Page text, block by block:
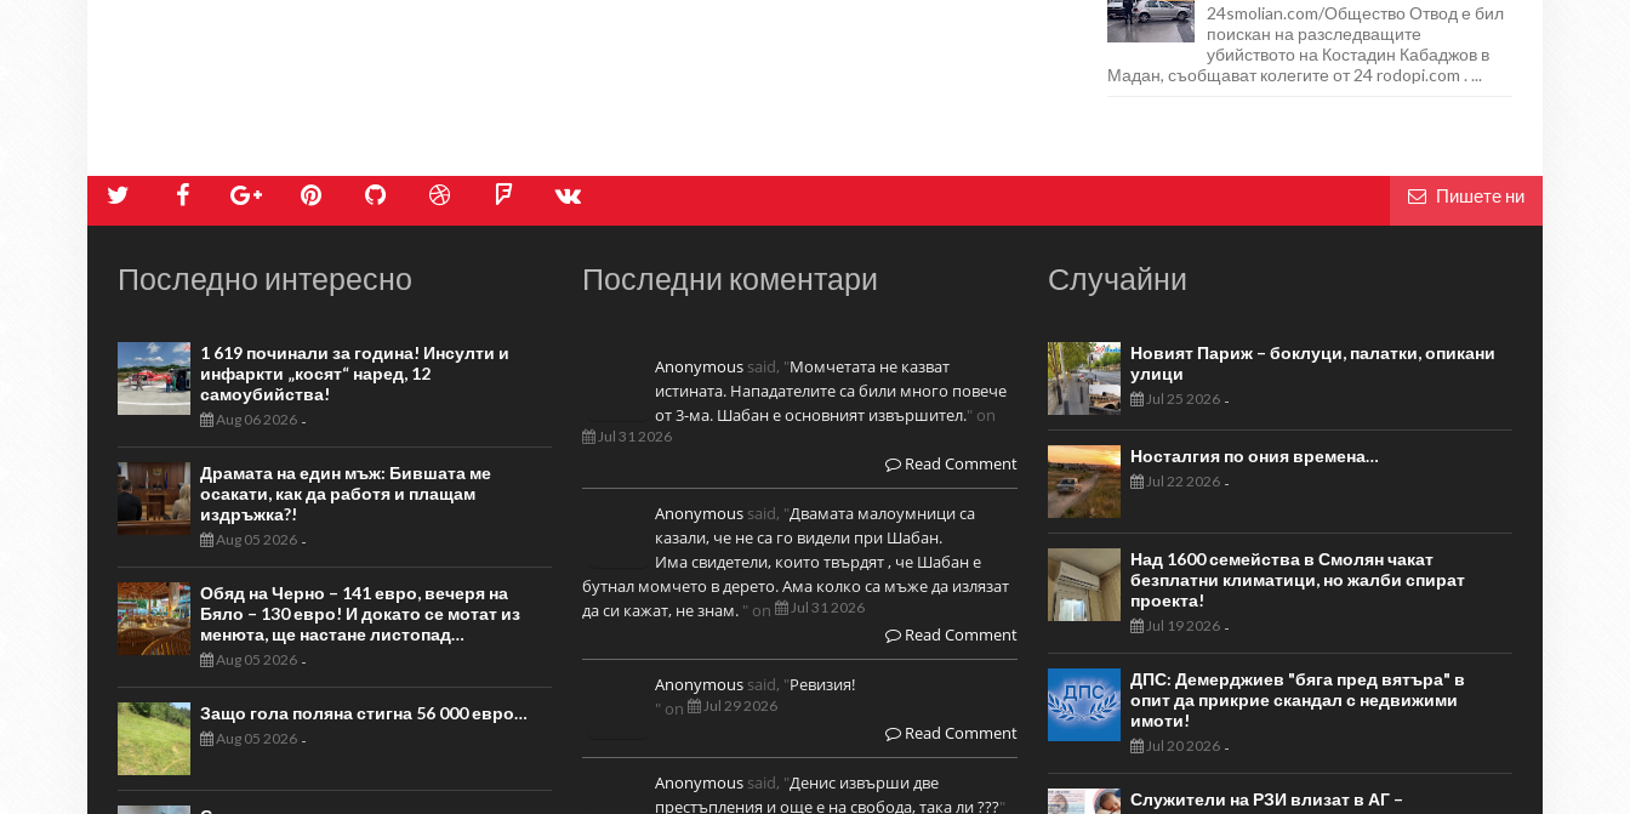
24smolian.com/Общество Отвод е бил
поискан на разследващите
убийството на Костадин Кабаджов в
Мадан, съобщават колегите от 24 rodopi.com . ...
Пишете ни
Последно интересно
1 619 починали за година! Инсулти и
инфаркти „косят“ наред, 12
самоубийства!
Aug 06 2026 -
Драмата на един мъж: Бившата ме
осакати, как да работя и плащам
издръжка?!
Aug 05 2026 -
Обяд на Черно – 141 евро, вечеря на
Бяло – 130 евро! И докато се мотат из
менюта, ще настане листопад…
Aug 05 2026 -
Защо гола поляна стигна 56 000 евро…
Aug 05 2026 -
Последни коментари
Anonymous said, "Момчетата не казват
истината. Нападателите са били много повече
от 3-ма. Шабан е основният извършител." on
Jul 31 2026
Read Comment
Anonymous said, "Двамата малоумници са
казали, че не са го видели при Шабан.
Има свидетели, които твърдят , че Шабан е
бутнал момчето в дерето. Ама колко са мъже да излязат
да си кажат, не знам. " on Jul 31 2026
Read Comment
Anonymous said, "Ревизия!
" on
Jul 29 2026
Read Comment
Anonymous said, "Денис извърши две
престъпления и още е на свобода, така ли ???"
Случайни
Новият Париж – боклуци, палатки, опикани
улици
Jul 25 2026-
Носталгия по ония времена…
Jul 22 2026-
Над 1600 семейства в Смолян чакат
безплатни климатици, но жалби спират
проекта!
Jul 19 2026-
ДПС: Демерджиев "бяга пред вятъра" в
опит да прикрие скандал с недвижими
имоти!
Jul 20 2026-
Служители на РЗИ влизат в АГ –